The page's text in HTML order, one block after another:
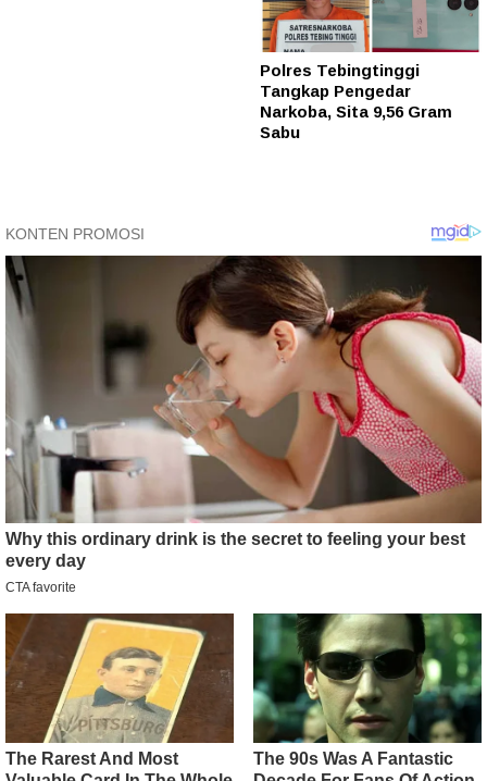
Polres Tebingtinggi
Tangkap Pengedar
Narkoba, Sita 9,56 Gram
Sabu